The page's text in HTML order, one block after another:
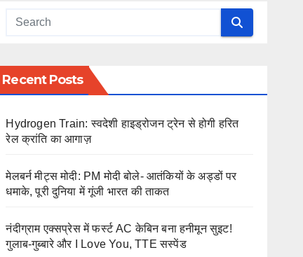
Recent Posts
Hydrogen Train: स्वदेशी हाइड्रोजन ट्रेन से होगी हरित
रेल क्रांति का आगाज़
मेलबर्न मीट्स मोदी: PM मोदी बोले- आतंकियों के अड्डों पर
धमाके, पूरी दुनिया में गूंजी भारत की ताकत
नंदीग्राम एक्सप्रेस में फर्स्ट AC केबिन बना हनीमून सुइट!
गुलाब-गुब्बारे और I Love You, TTE सस्पेंड